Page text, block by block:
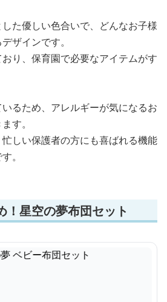
た優しい色合いで、どんなお子様
ザインです。
り、保育園で必要なアイテムがす
るため、アレルギーが気になるお
す。
しい保護者の方にも喜ばれる機能
。
！星空の夢布団セット